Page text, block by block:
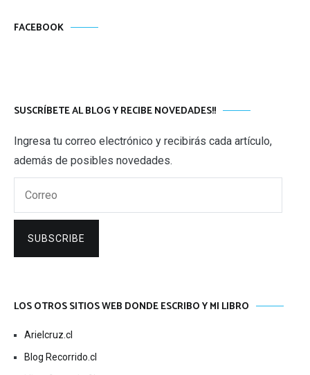
FACEBOOK
SUSCRÍBETE AL BLOG Y RECIBE NOVEDADES!!
Ingresa tu correo electrónico y recibirás cada artículo,
además de posibles novedades.
SUBSCRIBE
LOS OTROS SITIOS WEB DONDE ESCRIBO Y MI LIBRO
Arielcruz.cl
Blog Recorrido.cl